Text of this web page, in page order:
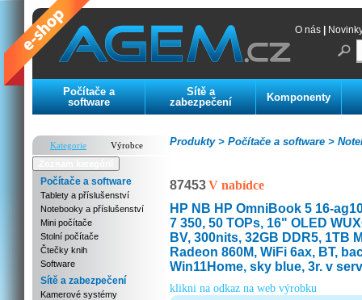
O nás
Počítače a
software
Sítě a
zabezpečení
Komponenty
Kategorie
Výrobce
Počítače a software
Tablety a příslušenství
Notebooky a příslušenství
Mini počítače
Stolní počítače
Čtečky knih
Software
Sítě a zabezpečení
Kamerové systémy
Počítače a software >
Produkty >
87453V nabídce
HP NB HP OmniBook 5 16-
7 350, 50 TOPs, 16" OLED
BV, 300nits, 32GB DDR5, 1TB
Radeon 860M, WiFi 6ax, BT,
Win11Home, sky blue, 3r. v
klikni na odkaz na web výrobku